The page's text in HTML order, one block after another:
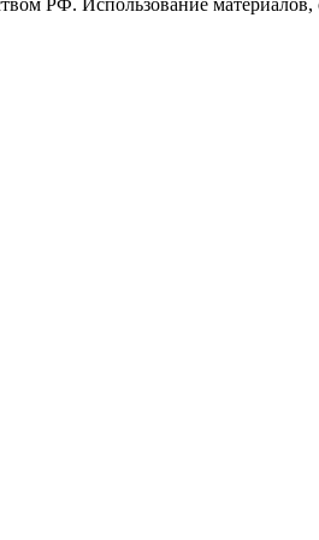
РФ. Использование